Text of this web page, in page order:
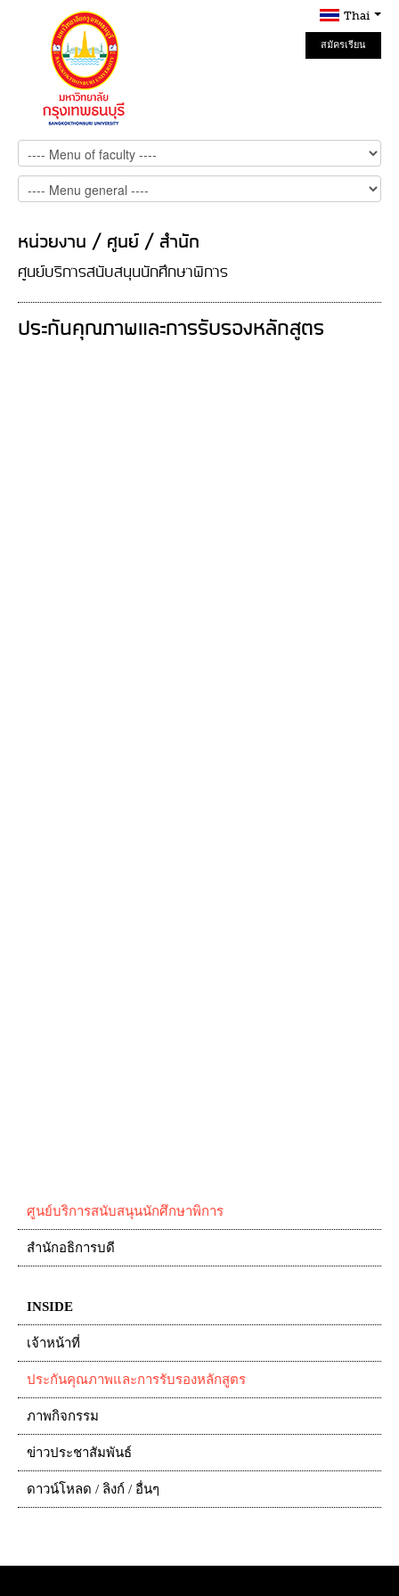
Thai
สมัครเรียน
Online
หน่วยงาน / ศูนย์ / สำนัก
ศูนย์บริการสนับสนุนนักศึกษาพิการ
ประกันคุณภาพและการรับรองหลักสูตร
ศูนย์บริการสนับสนุนนักศึกษาพิการ
สำนักอธิการบดี
INSIDE
เจ้าหน้าที่
ประกันคุณภาพและการรับรองหลักสูตร
ภาพกิจกรรม
ข่าวประชาสัมพันธ์
ดาวน์โหลด / ลิงก์ / อื่นๆ